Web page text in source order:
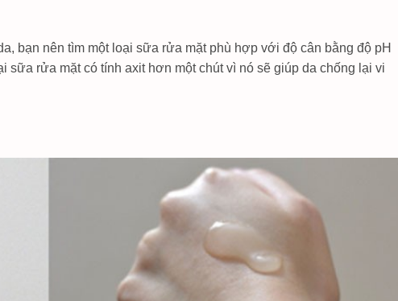
bạn nên tìm một loại sữa rửa mặt phù hợp với độ cân bằng độ pH
sữa rửa mặt có tính axit hơn một chút vì nó sẽ giúp da chống lại vi